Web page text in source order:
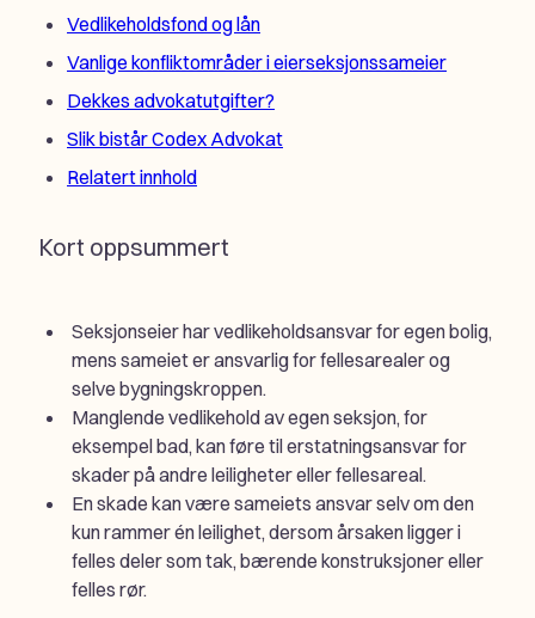
Vedlikeholdsfond og lån
Vanlige konfliktområder i eierseksjonssameier
Dekkes advokatutgifter?
Slik bistår Codex Advokat
Relatert innhold
Kort oppsummert
Seksjonseier har vedlikeholdsansvar for egen bolig,
mens sameiet er ansvarlig for fellesarealer og
selve bygningskroppen.
Manglende vedlikehold av egen seksjon, for
eksempel bad, kan føre til erstatningsansvar for
skader på andre leiligheter eller fellesareal.
En skade kan være sameiets ansvar selv om den
kun rammer én leilighet, dersom årsaken ligger i
felles deler som tak, bærende konstruksjoner eller
felles rør.